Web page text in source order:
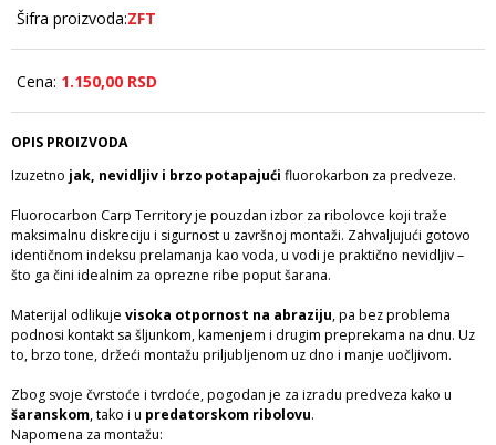
Šifra proizvoda:ZFT
Cena: 1.150,00 RSD
OPIS PROIZVODA
Izuzetno jak, nevidljiv i brzo potapajući fluorokarbon za predveze.
Fluorocarbon Carp Territory je pouzdan izbor za ribolovce koji traže
maksimalnu diskreciju i sigurnost u završnoj montaži. Zahvaljujući gotovo
identičnom indeksu prelamanja kao voda, u vodi je praktično nevidljiv –
što ga čini idealnim za oprezne ribe poput šarana.
Materijal odlikuje visoka otpornost na abraziju, pa bez problema
podnosi kontakt sa šljunkom, kamenjem i drugim preprekama na dnu. Uz
to, brzo tone, držeći montažu priljubljenom uz dno i manje uočljivom.
Zbog svoje čvrstoće i tvrdoće, pogodan je za izradu predveza kako u
šaranskom, tako i u predatorskom ribolovu.
Napomena za montažu: